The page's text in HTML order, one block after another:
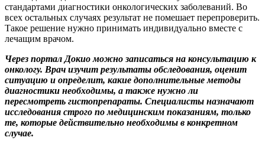
стандартами диагностики онкологических заболеваний. Во
всех остальных случаях результат не помешает перепроверить.
Такое решение нужно принимать индивидуально вместе с
лечащим врачом.
Через портал Докио можно записаться на консультацию к
онкологу. Врач изучит результаты обследования, оценит
ситуацию и определит, какие дополнительные методы
диагностики необходимы, а также нужно ли
пересмотреть гистопрепараты. Специалисты назначают
исследования строго по медицинским показаниям, только
те, которые действительно необходимы в конкретном
случае.